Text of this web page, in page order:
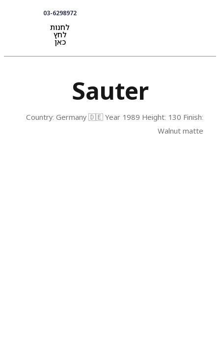
03-6298972
לחנות
לחץ
כאן
Sauter
Country: Germany 🇩🇪 Year 1989 Height: 130 Finish:
Walnut matte